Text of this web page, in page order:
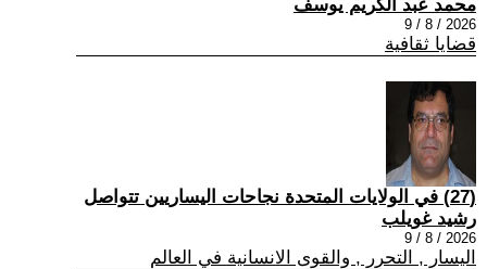
محمد عبد الكريم يوسف
2026 / 8 / 9
قضايا ثقافية
(27) في الولايات المتحدة نجاحات اليساريين تتواصل
رشيد غويلب
2026 / 8 / 9
اليسار , التحرر , والقوى الانسانية في العالم